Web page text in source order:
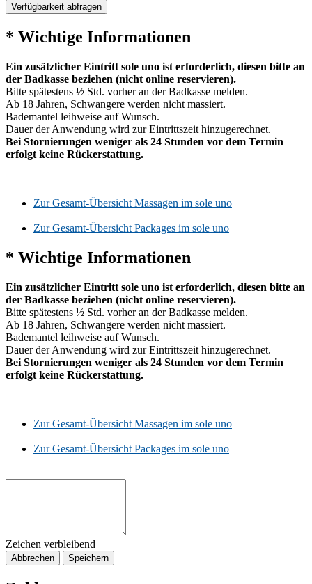
Verfügbarkeit abfragen
* Wichtige Informationen
Ein zusätzlicher Eintritt sole uno ist erforderlich, diesen bitte an
der Badkasse beziehen (nicht online reservieren).
Bitte spätestens ½ Std. vorher an der Badkasse melden.
Ab 18 Jahren, Schwangere werden nicht massiert.
Bademantel leihweise auf Wunsch.
Dauer der Anwendung wird zur Eintrittszeit hinzugerechnet.
Bei Stornierungen weniger als 24 Stunden vor dem Termin
erfolgt keine Rückerstattung.
Zur Gesamt-Übersicht Massagen im sole uno
Zur Gesamt-Übersicht Packages im sole uno
* Wichtige Informationen
Ein zusätzlicher Eintritt sole uno ist erforderlich, diesen bitte an
der Badkasse beziehen (nicht online reservieren).
Bitte spätestens ½ Std. vorher an der Badkasse melden.
Ab 18 Jahren, Schwangere werden nicht massiert.
Bademantel leihweise auf Wunsch.
Dauer der Anwendung wird zur Eintrittszeit hinzugerechnet.
Bei Stornierungen weniger als 24 Stunden vor dem Termin
erfolgt keine Rückerstattung.
Zur Gesamt-Übersicht Massagen im sole uno
Zur Gesamt-Übersicht Packages im sole uno
Zeichen verbleibend
Abbrechen Speichern